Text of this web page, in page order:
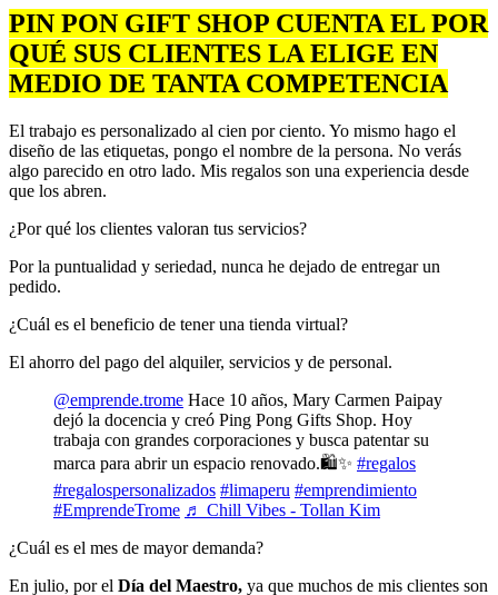
PIN PON GIFT SHOP CUENTA EL POR
QUÉ SUS CLIENTES LA ELIGE EN
MEDIO DE TANTA COMPETENCIA
El trabajo es personalizado al cien por ciento. Yo mismo hago el
diseño de las etiquetas, pongo el nombre de la persona. No verás
algo parecido en otro lado. Mis regalos son una experiencia desde
que los abren.
¿Por qué los clientes valoran tus servicios?
Por la puntualidad y seriedad, nunca he dejado de entregar un
pedido.
¿Cuál es el beneficio de tener una tienda virtual?
El ahorro del pago del alquiler, servicios y de personal.
@emprende.trome Hace 10 años, Mary Carmen Paipay
dejó la docencia y creó Ping Pong Gifts Shop. Hoy
trabaja con grandes corporaciones y busca patentar su
marca para abrir un espacio renovado.🛍️✨ #regalos
#regalospersonalizados #limaperu #emprendimiento
#EmprendeTrome ♬ Chill Vibes - Tollan Kim
¿Cuál es el mes de mayor demanda?
En julio, por el Día del Maestro, ya que muchos de mis clientes son